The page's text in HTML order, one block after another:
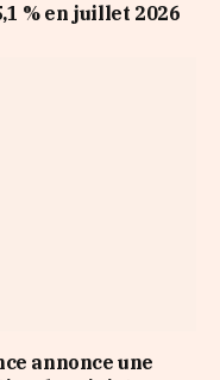
% en juillet 2026
annonce une